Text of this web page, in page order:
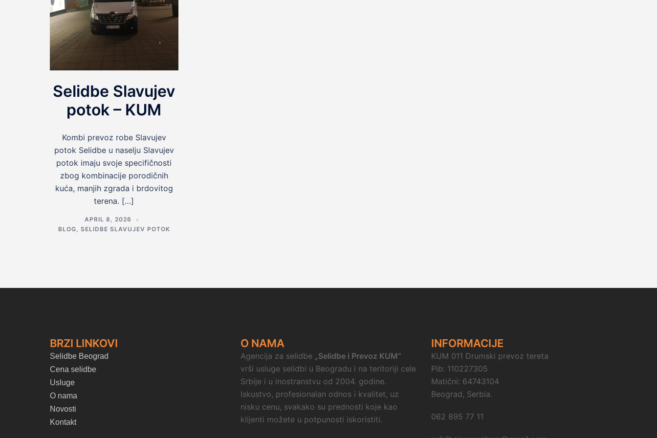
Selidbe Slavujev
potok – KUM
Kombi prevoz robe Slavujev
potok Selidbe u naselju Slavujev
potok imaju svoje specifičnosti
zbog kombinacije porodičnih
kuća, manjih zgrada i brdovitog
terena. […]
APRIL 8, 2026
BLOG
SELIDBE SLAVUJEV POTOK
BRZI LINKOVI
Selidbe Beograd
Cena selidbe
Usluge
O nama
Novosti
Kontakt
O NAMA
Agencija za selidbe „Selidbe i Prevoz KUM“
vrši usluge selidbi u Beogradu i na teritoriji cele
Srbije i u inostranstvu od 2004. godine.
Iskustvo, profesionalan odnos i kvalitet, uz
nisku cenu, svakako su prednosti koje kao
klijenti možete u potpunosti iskoristiti.
INFORMACIJE
KUM 011 Drumski prevoz tereta
Pib: 110227305
Matični: 64743104
Beograd, Serbia.
062 895 77 11